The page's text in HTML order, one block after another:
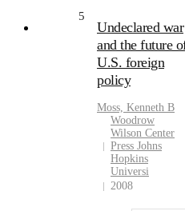
5
Undeclared war
and the future
U.S. foreign
policy
Moss, Kenneth B
Woodrow
Wilson Center
Press Johns
Hopkins
Universi
2008